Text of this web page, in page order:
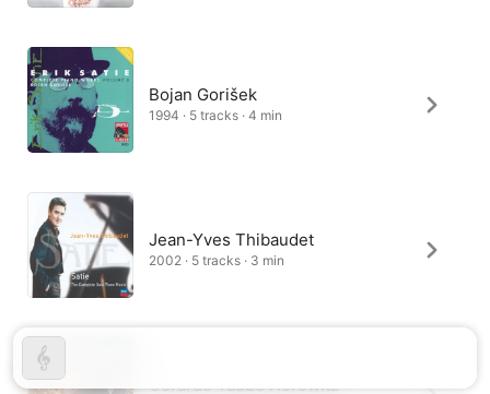
Bojan Gorišek
1994 · 5 tracks · 4 min
Jean-Yves Thibaudet
2002 · 5 tracks · 3 min
Gerardo Taube Horowitz